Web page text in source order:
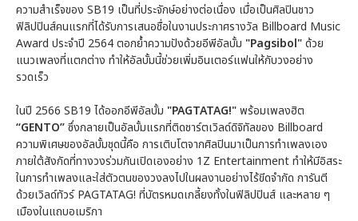
ความสำเร็จของ SB19 เป็นที่ประจักษ์อย่างต่อเนื่อง เมื่อเป็นศิลปินชาว
ฟิลิปปินส์คนแรกที่ได้รับการเสนอชื่อในงานประกาศรางวัล Billboard Music
Award ประจำปี 2564 ตอกย้ำความปังด้วยอีพีอัลบั้ม "Pagsibol"ด้วย
แนวเพลงที่แตกต่าง ทำให้อัลบั้มนี้ช่วยเพิ่มอินเตอร์แฟนให้กับวงอย่าง
รวดเร็ว
ในปี 2566 SB19 ได้ออกอีพีอัลบั้ม "PAGTATAG!"พร้อมเพลงฮิต
“GENTO”ซึ่งกลายเป็นอัลบั้มแรกที่ติดชาร์ตเวิลด์ดิจิทัลของ Billboard
ความพิเศษของอัลบั้มชุดนี้คือ การเติบโตจากศิลปินมาเป็นการทำเพลงเอง
ภายใต้สังกัดที่ทางวงร่วมกันเปิดเองอย่าง 1Z Entertainment ทำให้มีอิสระ
ในการทำเพลงและใส่ตัวตนของวงลงไปในผลงานอย่างไร้ขีดจำกัด การันตี
ด้วยเวิลด์ทัวร์ PAGTATAG! ที่บัตรหมดเกลี้ยงทั้งในฟิลิปปินส์ และหลาย ๆ
เมืองในแถบอเมริกา